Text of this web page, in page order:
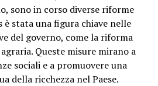
sono in corso diverse riforme
stata una figura chiave nelle
del governo, come la riforma
Queste misure mirano a
sociali e a promuovere una
della ricchezza nel Paese.